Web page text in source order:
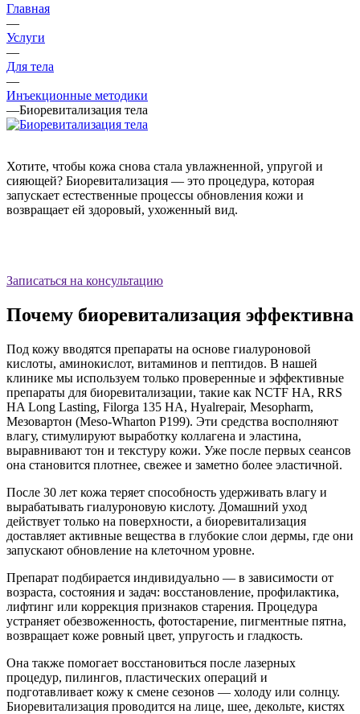
Главная
—
Услуги
—
Для тела
—
Инъекционные методики
—Биоревитализация тела
Хотите, чтобы кожа снова стала увлажненной, упругой и
сияющей? Биоревитализация — это процедура, которая
запускает естественные процессы обновления кожи и
возвращает ей здоровый, ухоженный вид.
Записаться на консультацию
Почему биоревитализация эффективна
Под кожу вводятся препараты на основе гиалуроновой
кислоты, аминокислот, витаминов и пептидов. В нашей
клинике мы используем только проверенные и эффективные
препараты для биоревитализации, такие как NCTF HA, RRS
HA Long Lasting, Filorga 135 HA, Hyalrepair, Mesopharm,
Мезовартон (Meso-Wharton P199). Эти средства восполняют
влагу, стимулируют выработку коллагена и эластина,
выравнивают тон и текстуру кожи. Уже после первых сеансов
она становится плотнее, свежее и заметно более эластичной.
После 30 лет кожа теряет способность удерживать влагу и
вырабатывать гиалуроновую кислоту. Домашний уход
действует только на поверхности, а биоревитализация
доставляет активные вещества в глубокие слои дермы, где они
запускают обновление на клеточном уровне.
Препарат подбирается индивидуально — в зависимости от
возраста, состояния и задач: восстановление, профилактика,
лифтинг или коррекция признаков старения. Процедура
устраняет обезвоженность, фотостарение, пигментные пятна,
возвращает коже ровный цвет, упругость и гладкость.
Она также помогает восстановиться после лазерных
процедур, пилингов, пластических операций и
подготавливает кожу к смене сезонов — холоду или солнцу.
Биоревитализация проводится на лице, шее, декольте, кистях